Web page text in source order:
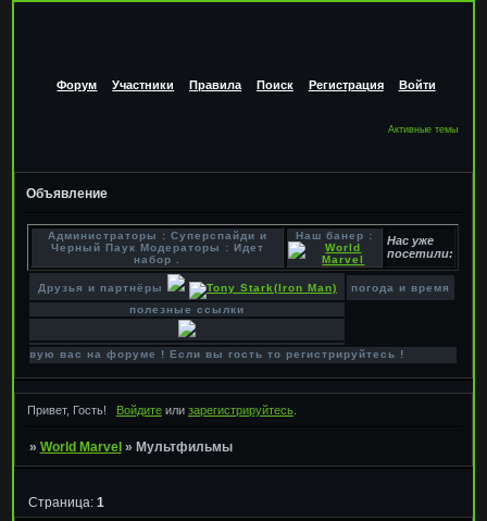
Форум Участники Правила Поиск Регистрация Войти
Активные темы
Объявление
Администраторы : Суперспайди и
Черный Паук Модераторы : Идет
набор .
Наш банер :
Нас уже
посетили:
Друзья и партнёры
погода и время
полезные ссылки
вас на форуме ! Если вы гость то регистрируйтесь !
Привет, Гость! Войдитеили зарегистрируйтесь.
» World Marvel » Мультфильмы
Страница: 1